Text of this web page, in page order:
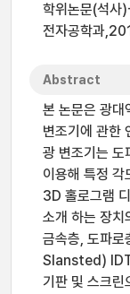
학위논문(석사
전자공학과
Abstract
본 논문은 광대
변조기에 관한
광 변조기는 도
이용해 특정 각
3D 홀로그램
소개 하는 장치
금속층, 도파
Slansted)
기판 및 스크린